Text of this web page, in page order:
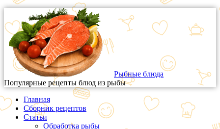
Рыбные блюда
Популярные рецепты блюд из рыбы
Главная
Сборник рецептов
Статьи
Обработка рыбы